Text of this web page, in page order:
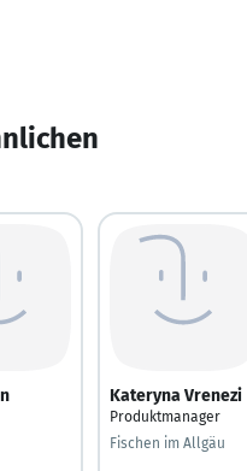
Kateryna Vrenezi
Produktmanager
Fischen im Allgäu